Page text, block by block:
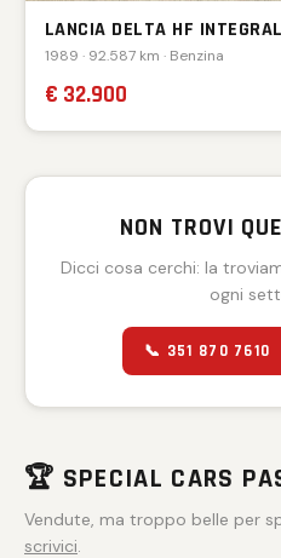
LANCIA DELTA HF
1989 · 92.587 km · Benzina
€ 32.900
NON TROVI
Dicci cosa cerchi: la
ogni
📞 351 870 7610
🏆 SPECIAL CARS
Vendute, ma troppo belle per
scrivici.